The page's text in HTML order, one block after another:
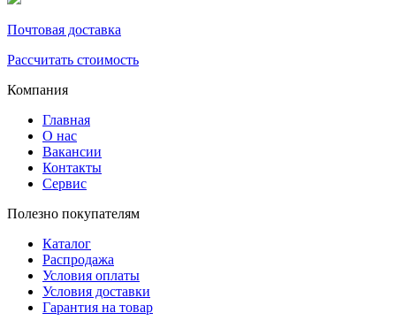
Почтовая доставка
Рассчитать стоимость
Компания
Главная
О нас
Вакансии
Контакты
Сервис
Полезно покупателям
Каталог
Распродажа
Условия оплаты
Условия доставки
Гарантия на товар